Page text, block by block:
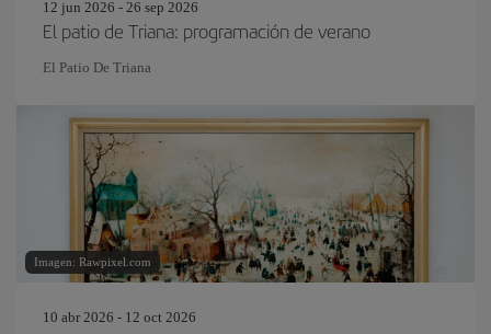
12 jun 2026 - 26 sep 2026
El patio de Triana: programación de verano
El Patio De Triana
Imagen: Rawpixel.com
10 abr 2026 - 12 oct 2026